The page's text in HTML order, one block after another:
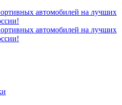
автомобилей на лучших
автомобилей на лучших